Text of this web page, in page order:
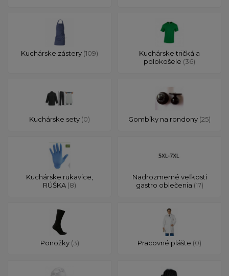
Kuchárske zástery (109)
Kuchárske tričká a
polokošele (36)
Kuchárske sety (0) Gombíky na rondony (25)
Kuchárske rukavice,
RÚŠKA (8)
Nadrozmerné veľkosti
gastro oblečenia (17)
Ponožky (3) Pracovné plášte (0)